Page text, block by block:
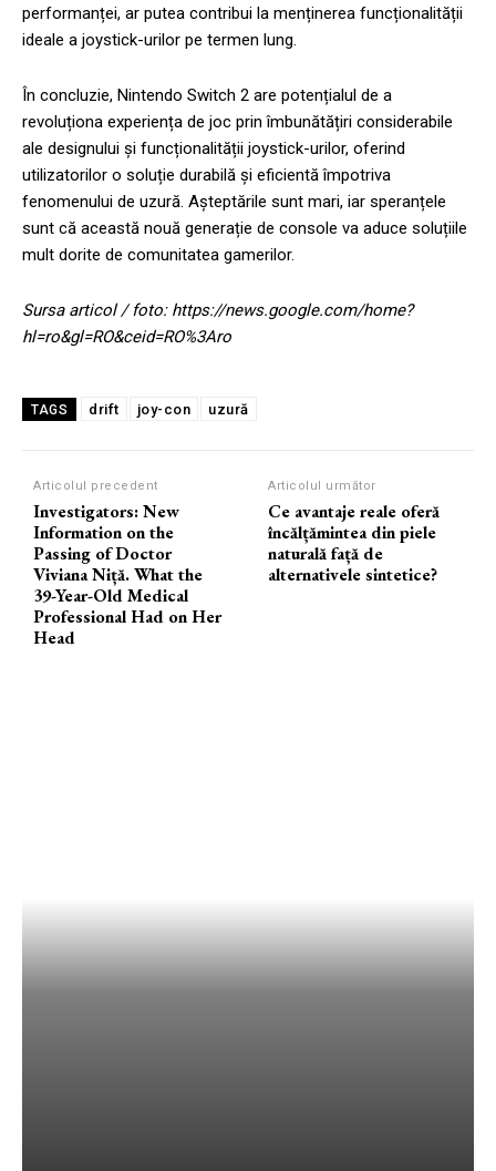
performanței, ar putea contribui la menținerea funcționalității
ideale a joystick-urilor pe termen lung.
În concluzie, Nintendo Switch 2 are potențialul de a
revoluționa experiența de joc prin îmbunătățiri considerabile
ale designului și funcționalității joystick-urilor, oferind
utilizatorilor o soluție durabilă și eficientă împotriva
fenomenului de uzură. Așteptările sunt mari, iar speranțele
sunt că această nouă generație de console va aduce soluțiile
mult dorite de comunitatea gamerilor.
Sursa articol / foto: https://news.google.com/home?
hl=ro&gl=RO&ceid=RO%3Aro
TAGS drift joy-con uzură
Articolul precedent
Investigators: New
Information on the
Passing of Doctor
Viviana Niță. What the
39-Year-Old Medical
Professional Had on Her
Head
Articolul următor
Ce avantaje reale oferă
încălțămintea din piele
naturală față de
alternativele sintetice?